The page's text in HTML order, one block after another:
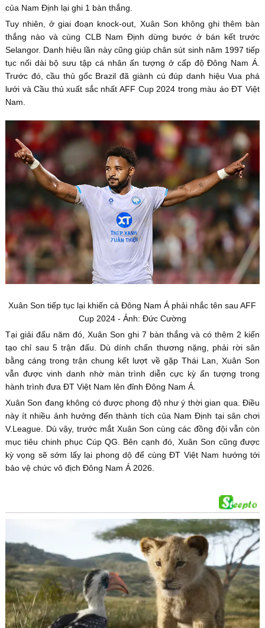
của Nam Định lại ghi 1 bàn thắng.
Tuy nhiên, ở giai đoạn knock-out, Xuân Son không ghi thêm bàn
thắng nào và cùng CLB Nam Định dừng bước ở bán kết trước
Selangor. Danh hiệu lần này cũng giúp chân sút sinh năm 1997 tiếp
tục nối dài bộ sưu tập cá nhân ấn tượng ở cấp độ Đông Nam Á.
Trước đó, cầu thủ gốc Brazil đã giành cú đúp danh hiệu Vua phá
lưới và Cầu thủ xuất sắc nhất AFF Cup 2024 trong màu áo ĐT Việt
Nam.
Xuân Son tiếp tục lại khiến cả Đông Nam Á phải nhắc tên sau AFF
Cup 2024 - Ảnh: Đức Cường
Tại giải đấu năm đó, Xuân Son ghi 7 bàn thắng và có thêm 2 kiến
tạo chỉ sau 5 trận đấu. Dù dính chấn thương nặng, phải rời sân
bằng cáng trong trận chung kết lượt về gặp Thái Lan, Xuân Son
vẫn được vinh danh nhờ màn trình diễn cực kỳ ấn tượng trong
hành trình đưa ĐT Việt Nam lên đỉnh Đông Nam Á.
Xuân Son đang không có được phong độ như ý thời gian qua. Điều
này ít nhiều ảnh hưởng đến thành tích của Nam Định tại sân chơi
V.League. Dù vậy, trước mắt Xuân Son cùng các đồng đội vẫn còn
mục tiêu chinh phục Cúp QG. Bên cạnh đó, Xuân Son cũng được
kỳ vọng sẽ sớm lấy lại phong dộ để cùng ĐT Việt Nam hướng tới
bảo vệ chức vô địch Đông Nam Á 2026.